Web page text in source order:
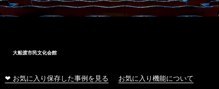
大船渡市民文化会館
❤ お気に入り保存した事例を見る お気に入り機能について